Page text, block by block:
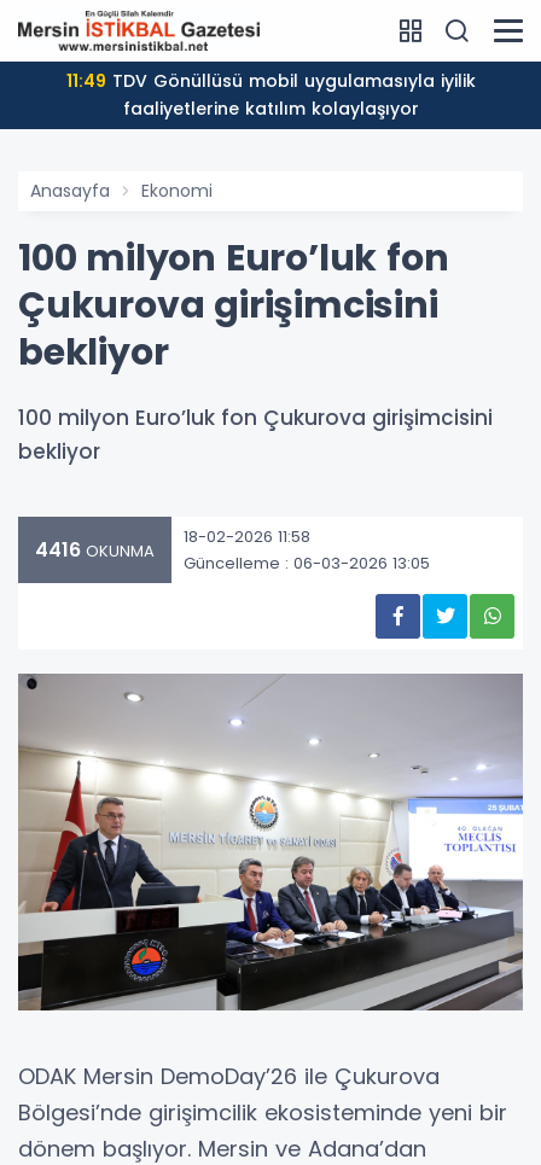
11:49
faaliyetlerine katılım kolaylaşıyor
Anasayfa Ekonomi
100 milyon Euro’luk fon
Çukurova girişimcisini
bekliyor
100 milyon Euro’luk fon Çukurova girişimcisini
bekliyor
4416 OKUNMA
18-02-2026 11:58
Güncelleme : 06-03-2026 13:05
ODAK Mersin DemoDay’26 ile Çukurova
Bölgesi’nde girişimcilik ekosisteminde yeni bir
dönem başlıyor. Mersin ve Adana’dan